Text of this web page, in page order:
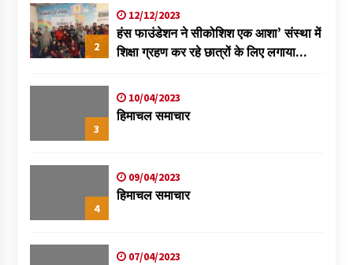
2
12/12/2023
हंस फाउंडेशन ने सीकोशिश एक आशा’ संस्था में
शिक्षा ग्रहण कर रहे छात्रों के लिए लगाया
3
10/04/2023
हिमाचल समाचार
4
09/04/2023
हिमाचल समाचार
07/04/2023